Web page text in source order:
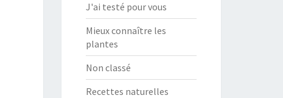
J'ai testé pour vous
Mieux connaître les
plantes
Non classé
Recettes naturelles